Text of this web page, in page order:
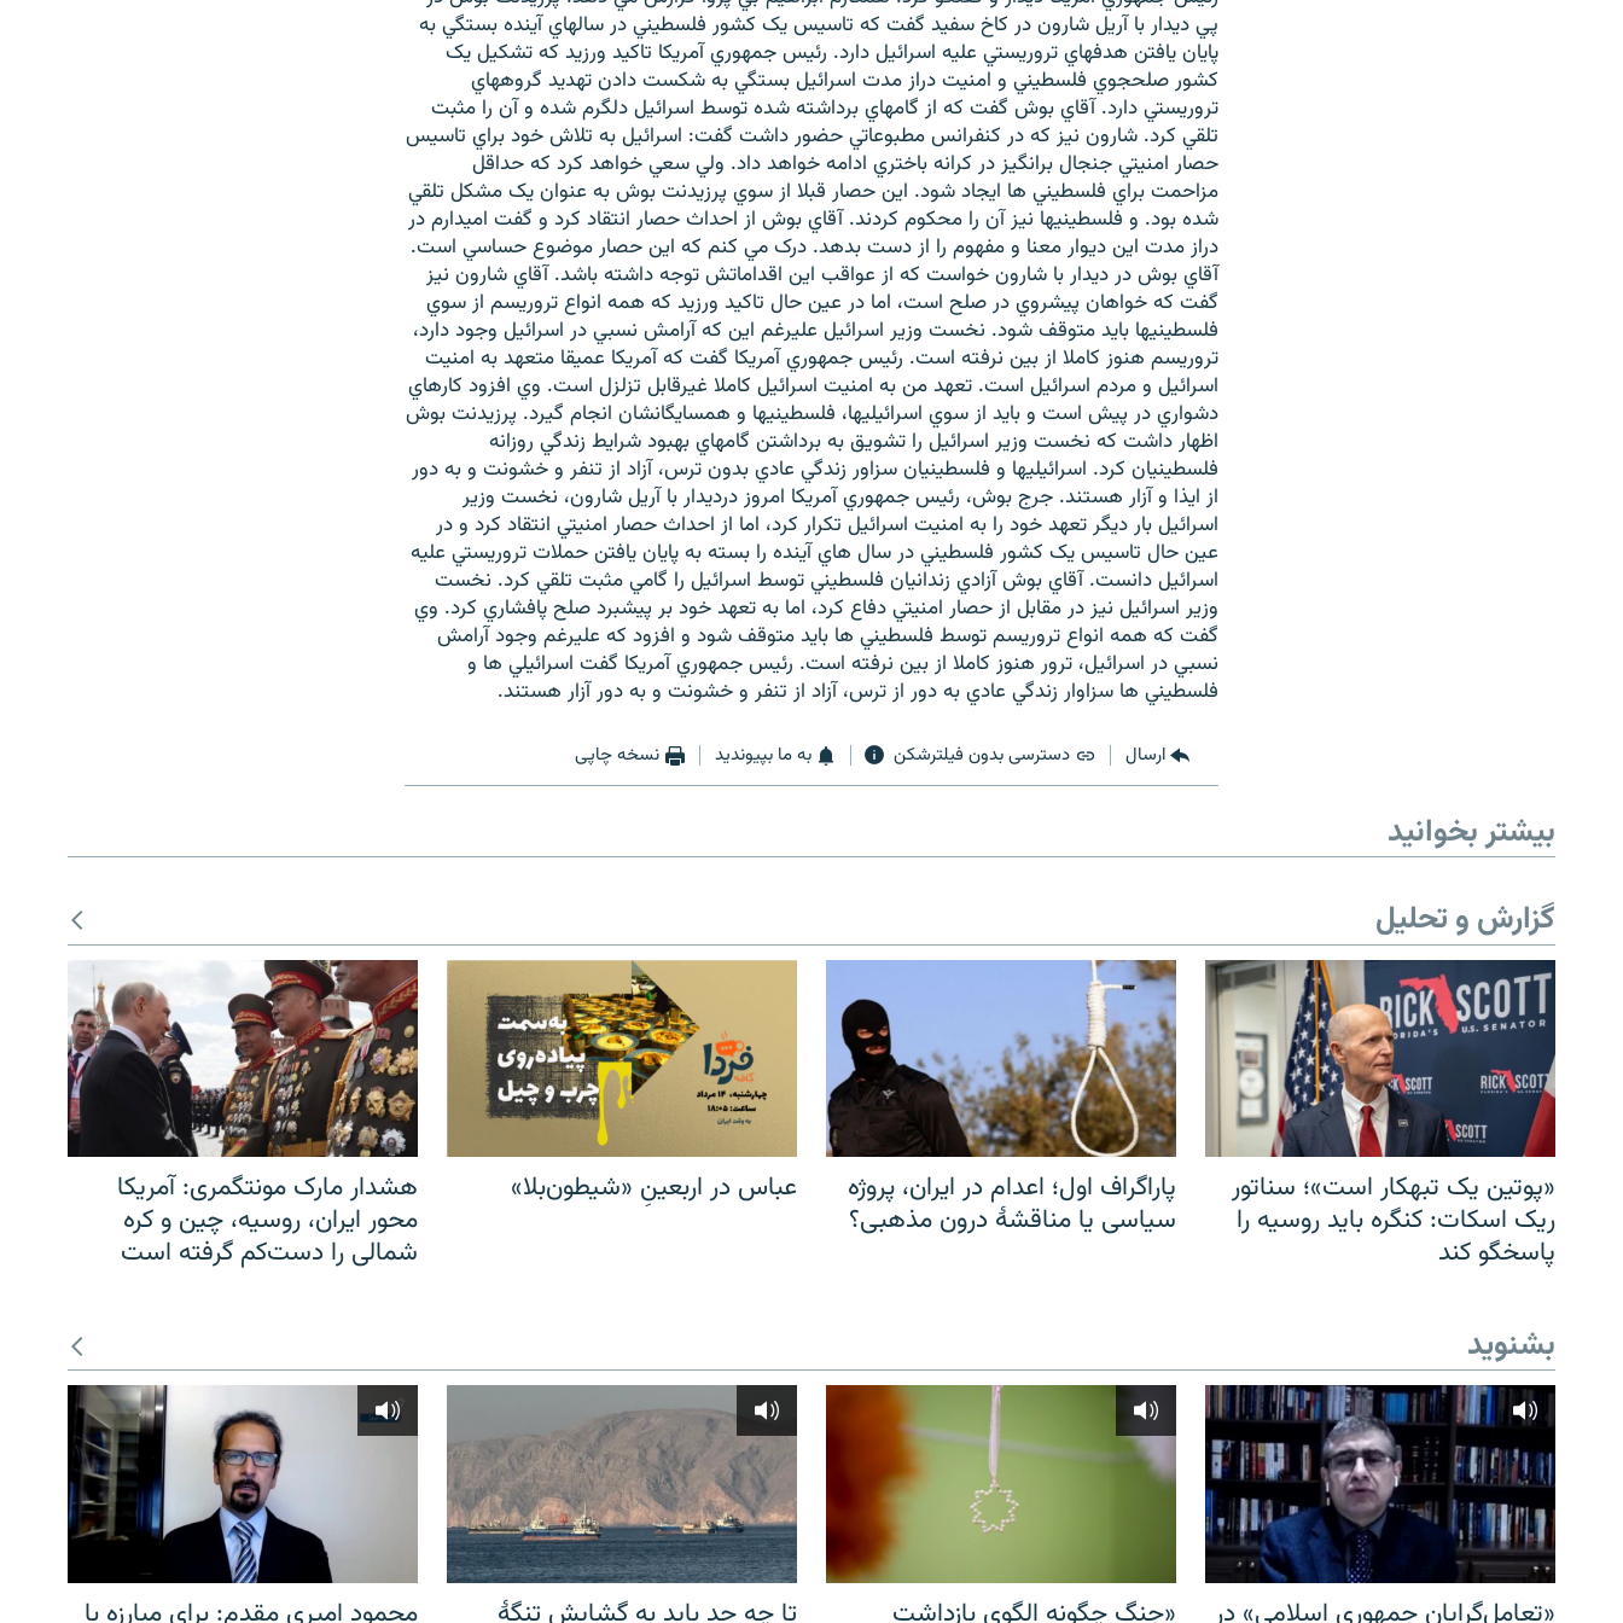
پي ديدار با آريل شارون در کاخ سفيد گفت که تاسيس يک کشور فلسطيني در سالهاي آينده بستگي به
پايان يافتن هدفهاي تروريستي عليه اسرائيل دارد. رئيس جمهوري آمريکا تاکيد ورزيد که تشکيل يک
کشور صلحجوي فلسطيني و امنيت دراز مدت اسرائيل بستگي به شکست دادن تهديد گروههاي
تروريستي دارد. آقاي بوش گفت که از گامهاي برداشته شده توسط اسرائيل دلگرم شده و آن را مثبت
تلقي کرد. شارون نيز که در کنفرانس مطبوعاتي حضور داشت گفت: اسرائيل به تلاش خود براي تاسيس
حصار امنيتي جنجال برانگيز در کرانه باختري ادامه خواهد داد. ولي سعي خواهد کرد که حداقل
مزاحمت براي فلسطيني ها ايجاد شود. اين حصار قبلا از سوي پرزيدنت بوش به عنوان يک مشکل تلقي
شده بود. و فلسطينيها نيز آن را محکوم کردند. آقاي بوش از احداث حصار انتقاد کرد و گفت اميدارم در
دراز مدت اين ديوار معنا و مفهوم را از دست بدهد. درک مي کنم که اين حصار موضوع حساسي است.
آقاي بوش در ديدار با شارون خواست که از عواقب اين اقداماتش توجه داشته باشد. آقاي شارون نيز
گفت که خواهان پيشروي در صلح است، اما در عين حال تاکيد ورزيد که همه انواع تروريسم از سوي
فلسطينيها بايد متوقف شود. نخست وزير اسرائيل عليرغم اين که آرامش نسبي در اسرائيل وجود دارد،
تروريسم هنوز کاملا از بين نرفته است. رئيس جمهوري آمريکا گفت که آمريکا عميقا متعهد به امنيت
اسرائيل و مردم اسرائيل است. تعهد من به امنيت اسرائيل کاملا غيرقابل تزلزل است. وي افزود کارهاي
دشواري در پيش است و بايد از سوي اسرائيليها، فلسطينيها و همسايگانشان انجام گيرد. پرزيدنت بوش
اظهار داشت که نخست وزير اسرائيل را تشويق به برداشتن گامهاي بهبود شرايط زندگي روزانه
فلسطينيان کرد. اسرائيليها و فلسطينيان سزاور زندگي عادي بدون ترس، آزاد از تنفر و خشونت و به دور
از ايذا و آزار هستند. جرج بوش، رئيس جمهوري آمريکا امروز درديدار با آريل شارون، نخست وزير
اسرائيل بار ديگر تعهد خود را به امنيت اسرائيل تکرار کرد، اما از احداث حصار امنيتي انتقاد کرد و در
عين حال تاسيس يک کشور فلسطيني در سال هاي آينده را بسته به پايان يافتن حملات تروريستي عليه
اسرائيل دانست. آقاي بوش آزادي زندانيان فلسطيني توسط اسرائيل را گامي مثبت تلقي کرد. نخست
وزير اسرائيل نيز در مقابل از حصار امنيتي دفاع کرد، اما به تعهد خود بر پيشبرد صلح پافشاري کرد. وي
گفت که همه انواع تروريسم توسط فلسطيني ها بايد متوقف شود و افزود که عليرغم وجود آرامش
نسبي در اسرائيل، ترور هنوز کاملا از بين نرفته است. رئيس جمهوري آمريکا گفت اسرائيلي ها و
فلسطيني ها سزاوار زندگي عادي به دور از ترس، آزاد از تنفر و خشونت و به دور آزار هستند.
ارسال دسترسی بدون فیلترشکن به ما بپیوندید نسخه چاپی
بیشتر بخوانید
گزارش و تحلیل
«پوتین یک تبهکار است»؛ سناتور
ریک اسکات: کنگره باید روسیه را
پاسخگو کند
پاراگراف اول؛ اعدام در ایران، پروژه
سیاسی یا مناقشهٔ درون مذهبی؟
عباس در اربعینِ «شیطون‌بلا»
هشدار مارک مونتگمری: آمریکا
محور ایران، روسیه، چین و کره
شمالی را دست‌کم گرفته است
بشنوید
«تعامل‌گرایان جمهوری اسلامی» در «جنگ چگونه الگوی بازداشت تا چه حد باید به گشایش تنگهٔ محمود امیری مقدم: برای مبارزه با